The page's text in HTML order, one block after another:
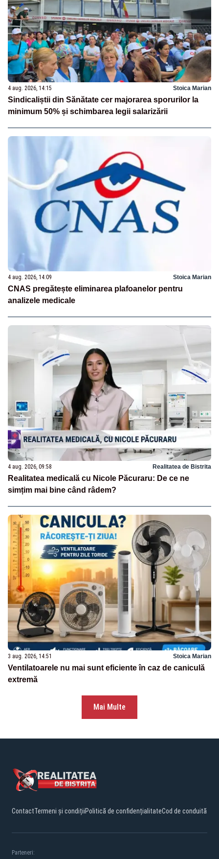
4 aug. 2026, 14:15 Stoica Marian
Sindicaliștii din Sănătate cer majorarea sporurilor la
minimum 50% și schimbarea legii salarizării
4 aug. 2026, 14:09 Stoica Marian
CNAS pregătește eliminarea plafoanelor pentru
analizele medicale
4 aug. 2026, 09:58 Realitatea de Bistrita
Realitatea medicală cu Nicole Păcuraru: De ce ne
simțim mai bine când râdem?
3 aug. 2026, 14:51 Stoica Marian
Ventilatoarele nu mai sunt eficiente în caz de caniculă
extremă
Mai Multe
ContactTermeni și condițiiPolitică de confidențialitateCod de conduită
Parteneri: